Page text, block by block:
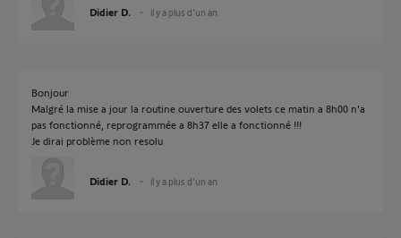
Didier D. il y a plus d'un an
Bonjour
Malgré la mise a jour la routine ouverture des volets ce matin a 8h00 n'a
pas fonctionné, reprogrammée a 8h37 elle a fonctionné !!!
Je dirai problème non resolu
Didier D. il y a plus d'un an